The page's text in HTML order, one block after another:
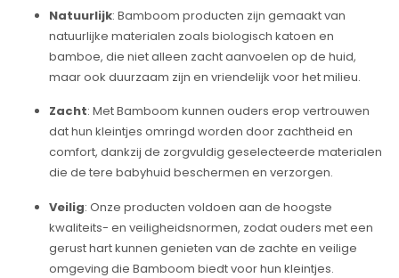
Natuurlijk: Bamboom producten zijn gemaakt van
natuurlijke materialen zoals biologisch katoen en
bamboe, die niet alleen zacht aanvoelen op de huid,
maar ook duurzaam zijn en vriendelijk voor het milieu.
Zacht: Met Bamboom kunnen ouders erop vertrouwen
dat hun kleintjes omringd worden door zachtheid en
comfort, dankzij de zorgvuldig geselecteerde materialen
die de tere babyhuid beschermen en verzorgen.
Veilig: Onze producten voldoen aan de hoogste
kwaliteits- en veiligheidsnormen, zodat ouders met een
gerust hart kunnen genieten van de zachte en veilige
omgeving die Bamboom biedt voor hun kleintjes.